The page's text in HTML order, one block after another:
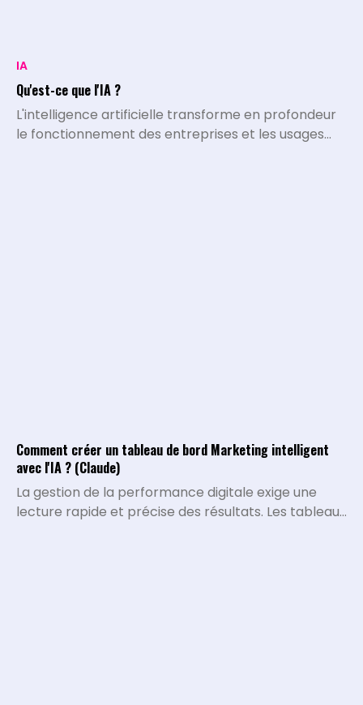
IA
Qu'est-ce que l'IA ?
L'intelligence artificielle transforme en profondeur
le fonctionnement des entreprises et les usages
Comment créer un tableau de bord Marketing intelligent
avec l'IA ? (Claude)
La gestion de la performance digitale exige une
lecture rapide et précise des résultats. Les tableaux